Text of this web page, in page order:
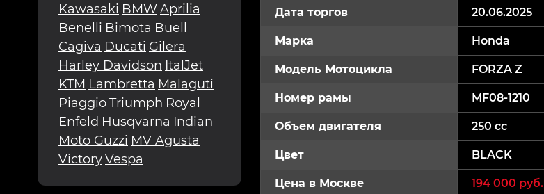
Kawasaki BMWAprilia
Benelli Bimota Buell
Cagiva Ducati Gilera
Harley Davidson ItalJet
KTM Lambretta Malaguti
PiaggioTriumph Royal
Enfeld Husqvarna Indian
Moto Guzzi MV Agusta
VictoryVespa
Дата торгов 20.06.2025
Марка Honda
Модель Мотоцикла FORZA Z
Номер рамы MF08-1210
Объем двигателя 250 cc
Цвет BLACK
Цена в Москве 194 000 руб.